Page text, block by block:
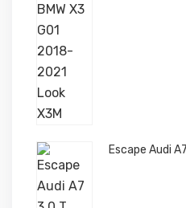
era:
2.203,00 €.
es:
1.834,99 €.
precio
original
precio
actual
Escape Audi